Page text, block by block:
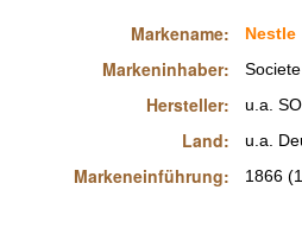
Markename:
Markeninhaber:
Hersteller:
Land:
Markeneinführung:
Nestle
u.a.
u.a.
1866